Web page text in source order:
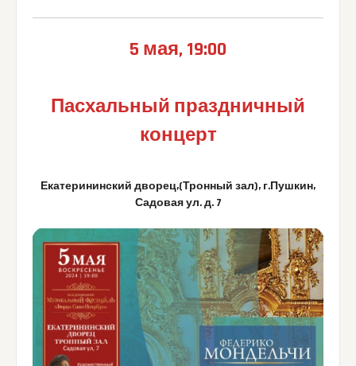
5 мая, 19:00
Пасхальный праздничный
концерт
Екатерининский дворец,(Тронный зал), г.Пушкин,
Садовая ул. д. 7